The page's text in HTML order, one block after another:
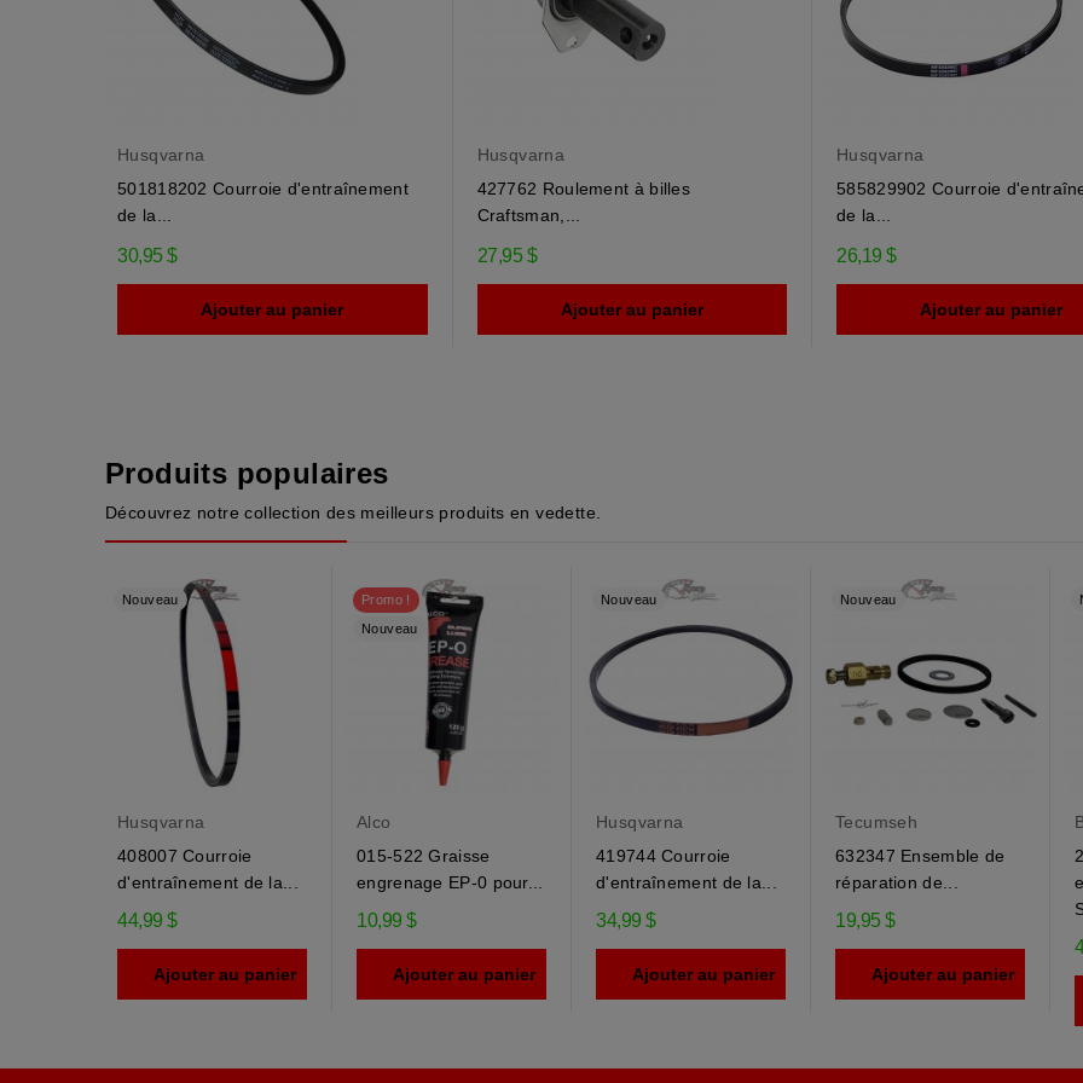
Husqvarna
501818202 Courroie d'entraînement
de la...
30,95 $
Ajouter au panier
Husqvarna
427762 Roulement à billes
Craftsman,...
27,95 $
Ajouter au panier
Husqvarna
585829902 Courroie
de la...
26,19 $
Ajouter au panier
Produits populaires
Découvrez notre collection des meilleurs produits en vedette.
Nouveau
Husqvarna
408007 Courroie
d'entraînement de la...
44,99 $
Ajouter au panier
Promo !
Nouveau
Alco
015-522 Graisse
engrenage EP-0 pour...
10,99 $
Ajouter au panier
Nouveau
Husqvarna
419744 Courroie
d'entraînement de la...
34,99 $
Ajouter au panier
Nouveau
Tecumseh
632347 Ensemble de
réparation de...
19,95 $
Ajouter au panier